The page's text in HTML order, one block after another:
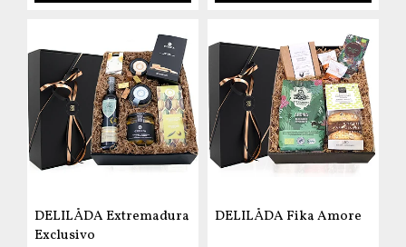
DELILÅDA Extremadura
Exclusivo
DELILÅDA Fika Amore